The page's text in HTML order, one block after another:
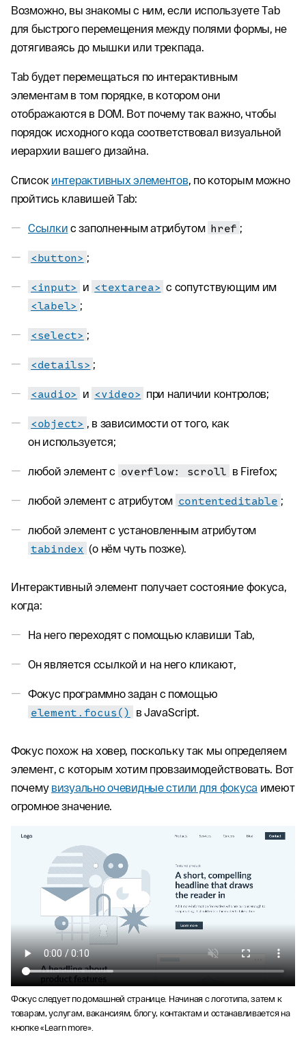
Возможно, вы знакомы с ним, если используете Tab
для быстрого перемещения между полями формы, не
дотягиваясь до мышки или трекпада.
Tab будет перемещаться по интерактивным
элементам в том порядке, в котором они
отображаются в DOM. Вот почему так важно, чтобы
порядок исходного кода соответствовал визуальной
иерархии вашего дизайна.
Список интерактивных элементов , по которым можно
пройтись клавишей Tab:
Ссылки с заполненным атрибутом href ;
<button> ;
<input> и <textarea> с сопутствующим им
<label> ;
<select> ;
<details> ;
<audio> и <video> при наличии контролов;
<object>
, в зависимости от того, как
он используется;
любой элемент с overflow: scroll в Firefox;
любой элемент с атрибутом contenteditable ;
любой элемент с установленным атрибутом
tabindex (о нём чуть позже).
Интерактивный элемент получает состояние фокуса,
когда:
На него переходят с помощью клавиши Tab,
Он является ссылкой и на него кликают,
Фокус программно задан с помощью
element.focus()
в JavaScript.
Фокус похож на ховер, поскольку так мы определяем
элемент, с которым хотим провзаимодействовать. Вот
почему визуально очевидные стили для фокуса имеют
огромное значение.
Фокус следует по домашней странице. Начиная с логотипа, затем к
товарам, услугам, вакансиям, блогу, контактам и останавливается на
кнопке «Learn more».